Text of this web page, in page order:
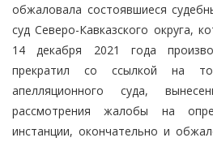
обжаловала состоявшиеся
суд Северо-Кавказского округа,
14 декабря 2021 года
прекратил со ссылкой на
апелляционного суда,
рассмотрения жалобы на
инстанции, окончательно и